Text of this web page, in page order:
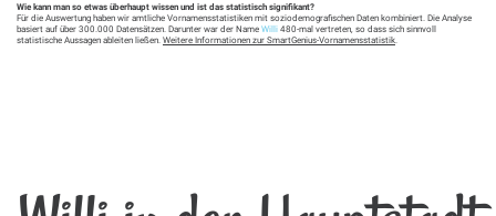
Wie kann man so etwas überhaupt wissen und ist das statistisch signifikant?
Für die Auswertung haben wir amtliche Vornamensstatistiken mit soziodemografischen Daten kombiniert. Die Analyse
basiert auf über 300.000 Datensätzen. Darunter war der Name Willi 480-mal vertreten, so dass sich sinnvoll
statistische Aussagen ableiten ließen. Weitere Informationen zur SmartGenius-Vornamensstatistik.